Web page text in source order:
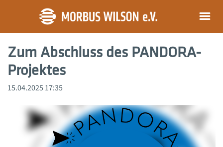
Zum Abschluss des PANDORA-
Projektes
15.04.2025 17:35